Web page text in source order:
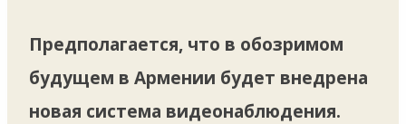
Предполагается, что в обозримом
будущем в Армении будет внедрена
новая система видеонаблюдения.